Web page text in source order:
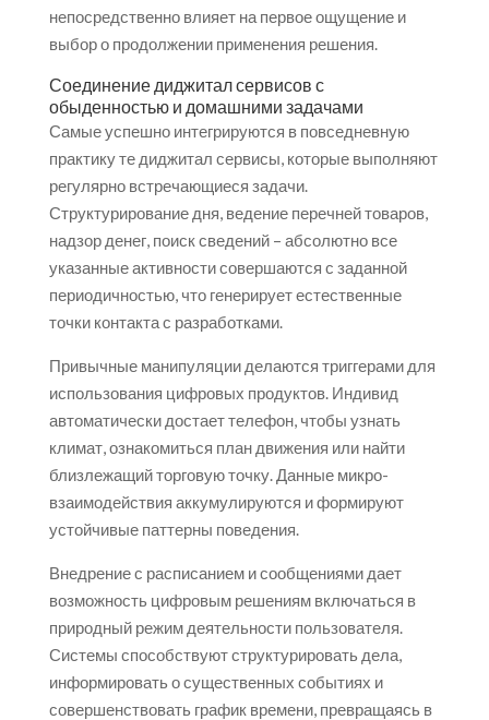
непосредственно влияет на первое ощущение и
выбор о продолжении применения решения.
Соединение диджитал сервисов с
обыденностью и домашними задачами
Самые успешно интегрируются в повседневную
практику те диджитал сервисы, которые выполняют
регулярно встречающиеся задачи.
Структурирование дня, ведение перечней товаров,
надзор денег, поиск сведений – абсолютно все
указанные активности совершаются с заданной
периодичностью, что генерирует естественные
точки контакта с разработками.
Привычные манипуляции делаются триггерами для
использования цифровых продуктов. Индивид
автоматически достает телефон, чтобы узнать
климат, ознакомиться план движения или найти
близлежащий торговую точку. Данные микро-
взаимодействия аккумулируются и формируют
устойчивые паттерны поведения.
Внедрение с расписанием и сообщениями дает
возможность цифровым решениям включаться в
природный режим деятельности пользователя.
Системы способствуют структурировать дела,
информировать о существенных событиях и
совершенствовать график времени, превращаясь в